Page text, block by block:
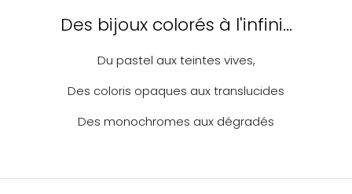
Des bijoux colorés à l'infini...
Du pastel aux teintes vives,
Des coloris opaques aux translucides
Des monochromes aux dégradés